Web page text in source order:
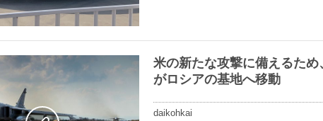
米の新たな攻撃に備えるため
がロシアの基地へ移動
daikohkai